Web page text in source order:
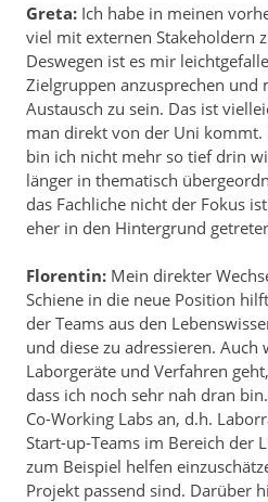
Greta: Ich habe in meinen
viel mit externen Stakeholdern
Deswegen ist es mir
Zielgruppen anzusprechen
Austausch zu sein. Das ist
man direkt von der Uni kommt.
bin ich nicht mehr so tief drin
länger in thematisch
das Fachliche nicht der Fokus
eher in den Hintergrund
Florentin: Mein direkter
Schiene in die neue Position
der Teams aus den
und diese zu adressieren.
Laborgeräte und Verfahren
dass ich noch sehr nah dran
Co-Working Labs an, d.h.
Start-up-Teams im Bereich der
zum Beispiel helfen
Projekt passend sind. Darüber